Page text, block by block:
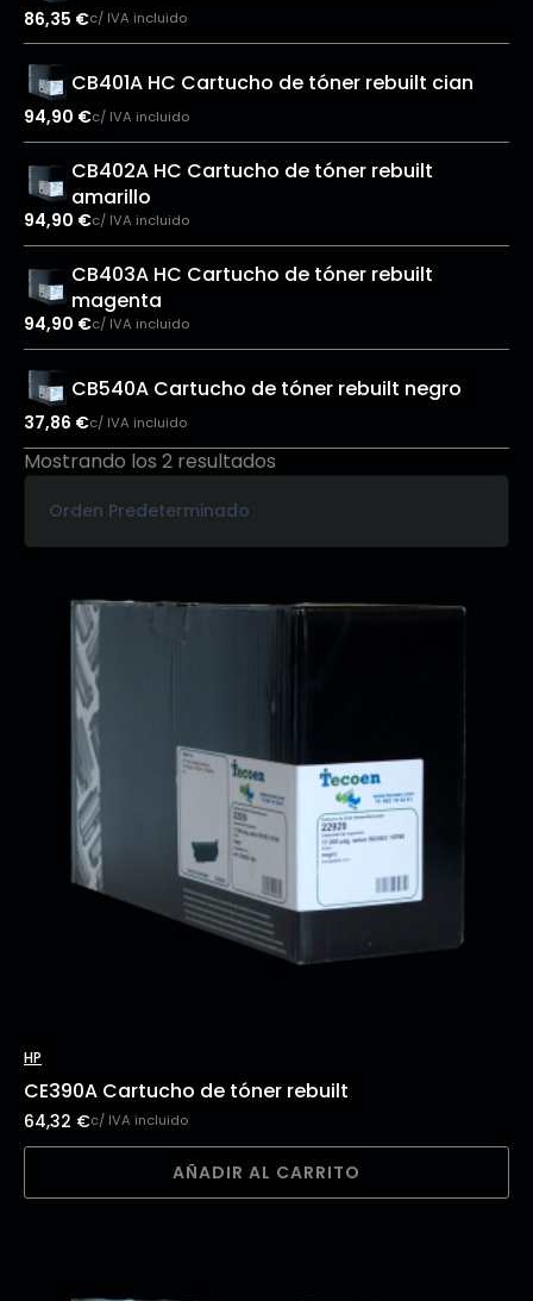
86,35 €c/ IVA incluido
CB401A HC Cartucho de tóner rebuilt cian
94,90 €c/ IVA incluido
CB402A HC Cartucho de tóner rebuilt
amarillo
94,90 €c/ IVA incluido
CB403A HC Cartucho de tóner rebuilt
magenta
94,90 €c/ IVA incluido
CB540A Cartucho de tóner rebuilt negro
37,86 €c/ IVA incluido
Mostrando los 2 resultados
HP
CE390A Cartucho de tóner rebuilt
64,32 €c/ IVA incluido
AÑADIR AL CARRITO